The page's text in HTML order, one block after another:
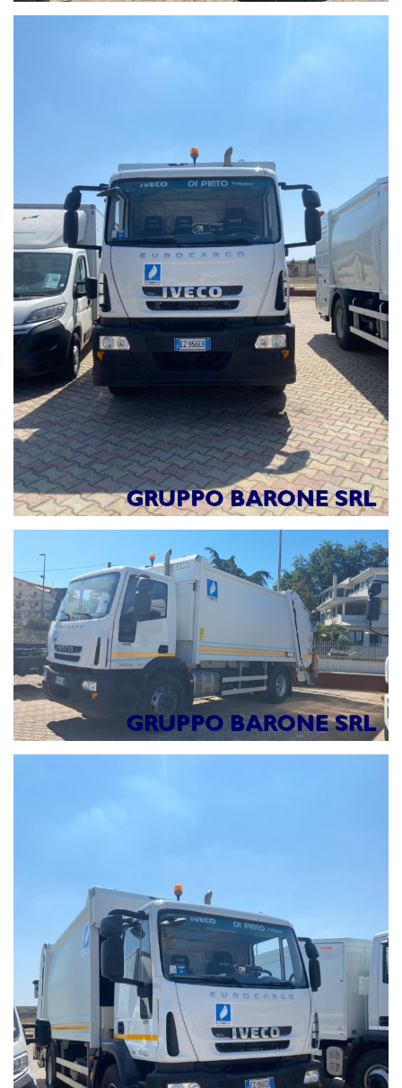
I nostri contatti:
Noleggio, amministrazione e assistenza:
Linea1. 0803258290
Responsabili Vendite
Rag.Nunzio Tedesco 3357483604
Michele Tedesco 3357483603